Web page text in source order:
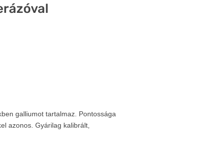
galliumot tartalmaz. Pontossága
azonos. Gyárilag kalibrált,